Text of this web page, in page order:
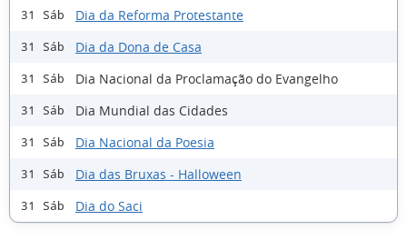
31 Sáb Dia da Reforma Protestante
31 Sáb Dia da Dona de Casa
31 Sáb Dia Nacional da Proclamação do Evangelho
31 Sáb Dia Mundial das Cidades
31 Sáb Dia Nacional da Poesia
31 Sáb Dia das Bruxas - Halloween
31 Sáb Dia do Saci